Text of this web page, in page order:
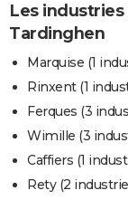
Dictionnaire
Biographies
Citations
Expressions
Proverbes
PROGRAMME TV
COPAINS D'AVANT
S'inscrire
Se connecter
Lycées
Collèges
Primaires
Universités
Entreprises
Service militaire
Avis de recherche
AVIS DE DÉCÈS
FORUM
Bricolage
Lifestyle
Culture
Sport
Auto
Television
Voyage
Cinema
Les
Tardinghen
Marquise (1
Rinxent (1
Ferques (3
Wimille (3
Caffiers (1
Rety (2